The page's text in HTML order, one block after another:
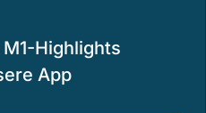
Highlights
App